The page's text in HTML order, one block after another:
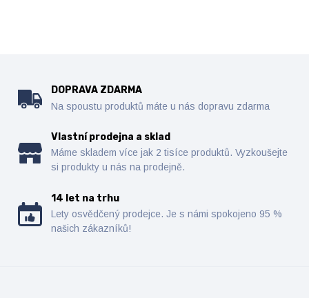
DOPRAVA ZDARMA
Na spoustu produktů máte u nás dopravu zdarma
Vlastní prodejna a sklad
Máme skladem více jak 2 tisíce produktů. Vyzkoušejte
si produkty u nás na prodejně.
14 let na trhu
Lety osvědčený prodejce. Je s námi spokojeno 95 %
našich zákazníků!